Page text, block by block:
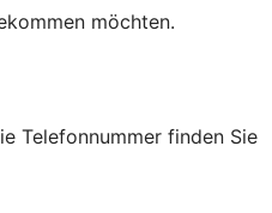
möchten.
Telefonnummer finden Sie